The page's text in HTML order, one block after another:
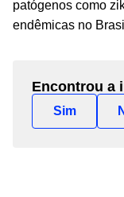
patógenos como
endêmicas no
Encontrou a
Sim